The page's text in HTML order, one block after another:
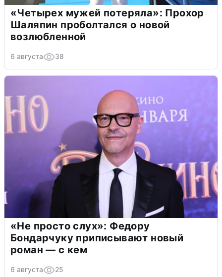
«Четырех мужей потеряла»: Прохор
Шаляпин проболтался о новой
возлюбленной
6 августа 38
«Не просто слух»: Федору
Бондарчуку приписывают новый
роман — с кем
6 августа 25